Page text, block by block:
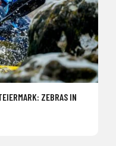
ZEBRAS IN